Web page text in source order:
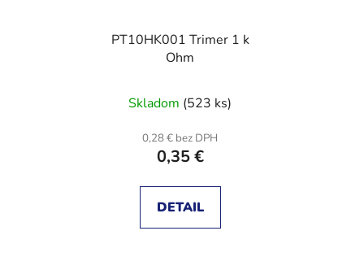
PT10HK001 Trimer 1 k
Ohm
Skladom (523 ks)
0,28 € bez DPH
0,35 €
DETAIL